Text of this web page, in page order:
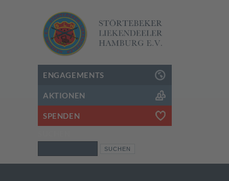
ENGAGEMENTS
AKTIONEN
SPENDEN